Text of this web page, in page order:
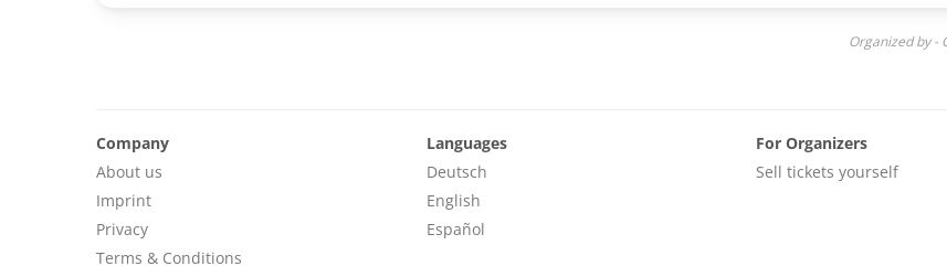
Organized by -
Company
About us
Imprint
Privacy
Terms & Conditions
Languages
Deutsch
English
Español
For Organizers
Sell tickets yourself